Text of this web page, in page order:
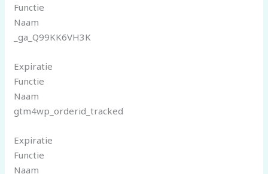
Functie
Naam
_ga_Q99KK6VH3K
Expiratie
Functie
Naam
gtm4wp_orderid_tracked
Expiratie
Functie
Naam